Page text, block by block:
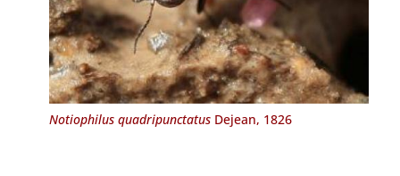
Notiophilus quadripunctatusDejean, 1826